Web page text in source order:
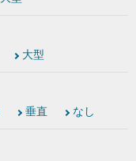
大型
垂直 なし